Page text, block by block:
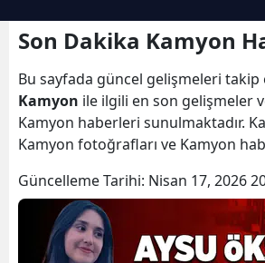
Son Dakika Kamyon
Bu sayfada güncel gelişmeleri takip
Kamyon ile ilgili en son gelişmeler
Kamyon haberleri sunulmaktadır.
Kamyon fotoğrafları ve Kamyon
Güncelleme Tarihi: Nisan 17, 2026